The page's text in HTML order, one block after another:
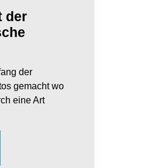
der
der
gemacht wo
eine Art